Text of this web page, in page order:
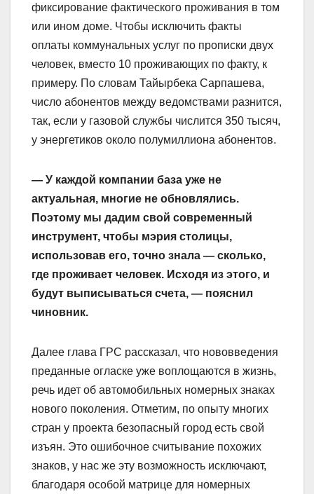
фиксирование фактического проживания в том
или ином доме. Чтобы исключить факты
оплаты коммунальных услуг по прописки двух
человек, вместо 10 проживающих по факту, к
примеру. По словам Тайырбека Сарпашева,
число абонентов между ведомствами разнится,
так, если у газовой службы числится 350 тысяч,
у энергетиков около полумиллиона абонентов.
— У каждой компании база уже не
актуальная, многие не обновлялись.
Поэтому мы дадим свой современный
инструмент, чтобы мэрия столицы,
использовав его, точно знала — сколько,
где проживает человек. Исходя из этого, и
будут выписываться счета, — пояснил
чиновник.
Далее глава ГРС рассказал, что нововведения
преданные огласке уже воплощаются в жизнь,
речь идет об автомобильных номерных знаках
нового поколения. Отметим, по опыту многих
стран у проекта безопасный город есть свой
изъян. Это ошибочное считывание похожих
знаков, у нас же эту возможность исключают,
благодаря особой матрице для номерных